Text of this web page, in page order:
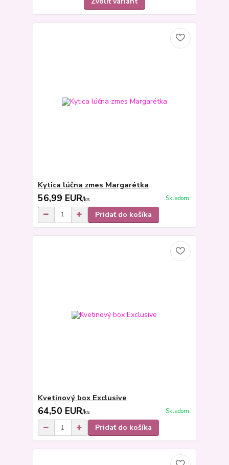
Kytica lúčna zmes Margarétka
56,99 EUR/ks Skladom
Pridať do košíka
Kvetinový box Exclusive
64,50 EUR/ks Skladom
Pridať do košíka